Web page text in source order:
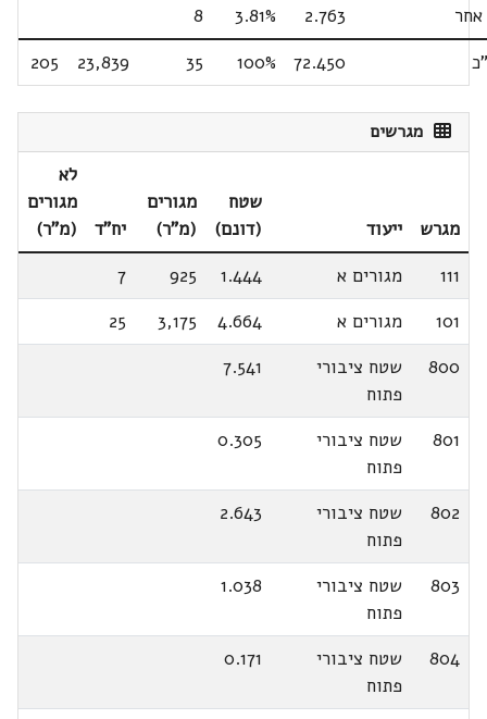
2.763
3.81%
8
72.450
100%
35
23,839
205
מגרשים
מגרש ייעוד
שטח
(דונם)
מגורים
(מ"ר)
יח"ד
לא
מגורים
(מ"ר)
111
מגורים א 1.444
925
7
101
מגורים א 4.664
3,175
25
800
שטח ציבורי
פתוח
7.541
801
שטח ציבורי
פתוח
0.305
802
שטח ציבורי
פתוח
2.643
803
שטח ציבורי
פתוח
1.038
804
שטח ציבורי
פתוח
0.171